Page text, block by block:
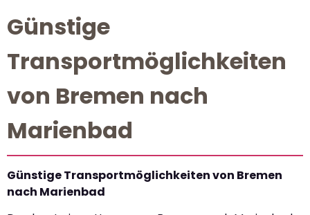
Günstige
Transportmöglichkeiten
von Bremen nach
Marienbad
Günstige Transportmöglichkeiten von Bremen
nach Marienbad